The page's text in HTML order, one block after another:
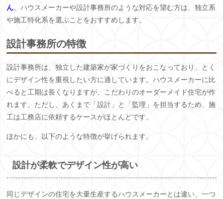
ん。ハウスメーカーや設計事務所のような対応を望む方は、独立系
や施工特化系を選ぶことをおすすめします。
設計事務所の特徴
設計事務所は、独立した建築家が家づくりをおこなっており、とく
にデザイン性を重視したい方に適しています。ハウスメーカーに比
べると工期は長くなりますが、こだわりのオーダーメイド住宅が作
れます。ただし、あくまで「設計」と「監理」を担当するため、施
工は工務店に依頼するケースがほとんどです。
ほかにも、以下のような特徴が挙げられます。
設計が柔軟でデザイン性が高い
同じデザインの住宅を大量生産するハウスメーカーとは違い、一つ